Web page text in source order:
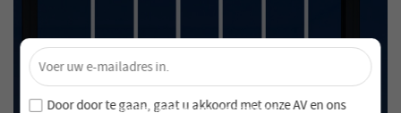
Ontgrendel 4% Korting – Schrijf je nu in!
Word lid van onze nieuwsbrief en mis nooit speciale
aanbiedingen en nieuwe producten!
×
Door door te gaan, gaat u akkoord met onzeAV enons